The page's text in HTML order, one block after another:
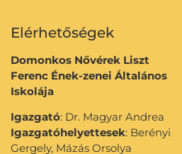
Elérhetőségek
Domonkos Nővérek Liszt
Ferenc Ének-zenei Általános
Iskolája
Igazgató: Dr. Magyar Andrea
Igazgatóhelyettesek: Berényi
Gergely, Mázás Orsolya